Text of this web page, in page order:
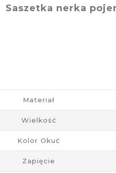
Saszetka nerka
Materiał
Wielkość
Kolor Okuć
Zapięcie